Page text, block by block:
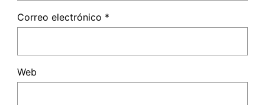
Correo electrónico *
Web